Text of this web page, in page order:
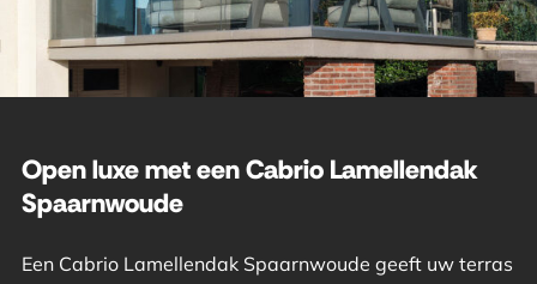
Open luxe met een Cabrio Lamellendak
Spaarnwoude
Een Cabrio Lamellendak Spaarnwoude geeft uw terras